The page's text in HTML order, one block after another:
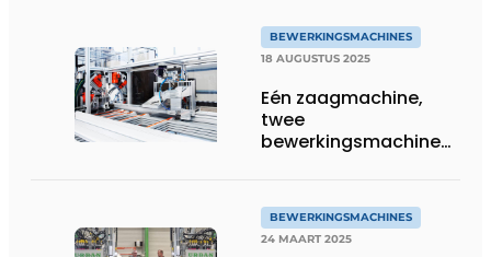
BEWERKINGSMACHINES
18 AUGUSTUS 2025
Eén zaagmachine,
twee
bewerkingsmachines
BEWERKINGSMACHINES
24 MAART 2025